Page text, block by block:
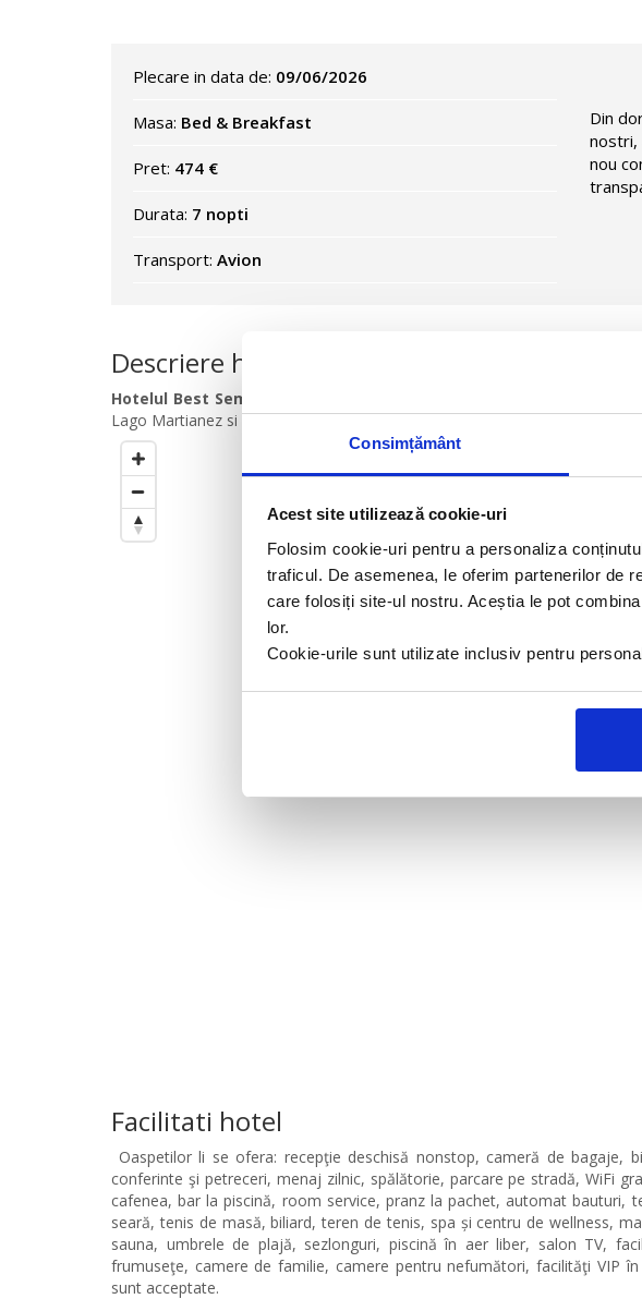
Consimțământ
Acest site utilizează cookie-uri
Folosim cookie-uri pentru a personaliza
traficul. De asemenea, le oferim partenerilor de
care folosiți site-ul nostru. Aceștia le pot
lor.
Cookie-urile sunt utilizate inclusiv pentru
Plecare in data de: 09/06/2026
Masa: Bed & Breakfast
Pret: 474 €
Durata: 7 nopti
Transport: Avion
Din
nostri,
nou
Descriere hotel
Hotelul Best Semiramis 5*
Lago Martianez si la 1 ora de mers cu masina de Parcul National Teide si
Best
5*este
orasului
Facilitati hotel
Oaspetilor li se ofera: recepţie deschisă nonstop, cameră de bagaje,
conferinte şi petreceri, menaj zilnic, spălătorie, parcare pe stradă, WiFi
cafenea, bar la piscină, room service, pranz la pachet, automat bauturi,
seară, tenis de masă, biliard, teren de tenis, spa și centru de wellness,
sauna, umbrele de plajă, sezlonguri, piscină în aer liber, salon TV,
frumuseţe, camere de familie, camere pentru nefumători, facilităţi VIP
sunt acceptate.